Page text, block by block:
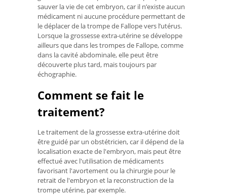
sauver la vie de cet embryon, car il n’existe aucun
médicament ni aucune procédure permettant de
le déplacer de la trompe de Fallope vers l’utérus.
Lorsque la grossesse extra-utérine se développe
ailleurs que dans les trompes de Fallope, comme
dans la cavité abdominale, elle peut être
découverte plus tard, mais toujours par
échographie.
Comment se fait le
traitement?
Le traitement de la grossesse extra-utérine doit
être guidé par un obstétricien, car il dépend de la
localisation exacte de l'embryon, mais peut être
effectué avec l'utilisation de médicaments
favorisant l'avortement ou la chirurgie pour le
retrait de l'embryon et la reconstruction de la
trompe utérine, par exemple.